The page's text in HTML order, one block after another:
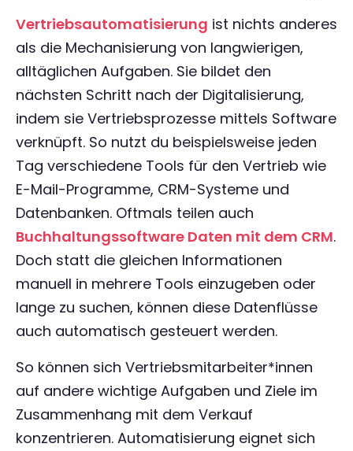
Vertriebsautomatisierung ist nichts anderes
als die Mechanisierung von langwierigen,
alltäglichen Aufgaben. Sie bildet den
nächsten Schritt nach der Digitalisierung,
indem sie Vertriebsprozesse mittels Software
verknüpft. So nutzt du beispielsweise jeden
Tag verschiedene Tools für den Vertrieb wie
E-Mail-Programme, CRM-Systeme und
Datenbanken. Oftmals teilen auch
Buchhaltungssoftware Daten mit dem CRM.
Doch statt die gleichen Informationen
manuell in mehrere Tools einzugeben oder
lange zu suchen, können diese Datenflüsse
auch automatisch gesteuert werden.
So können sich Vertriebsmitarbeiter*innen
auf andere wichtige Aufgaben und Ziele im
Zusammenhang mit dem Verkauf
konzentrieren. Automatisierung eignet sich